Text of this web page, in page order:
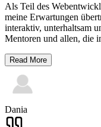
Als Teil des
meine Erwartungen
interaktiv, unterhaltsam
Mentoren und allen, die
Read More
Dania